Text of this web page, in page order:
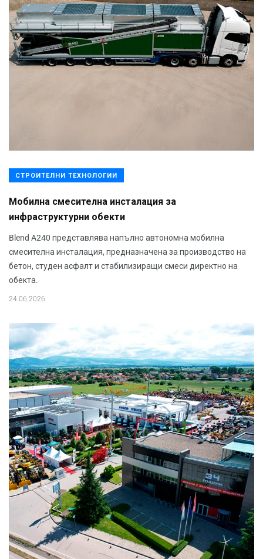
СТРОИТЕЛНИ ТЕХНОЛОГИИ
Мобилна смесителна инсталация за
инфраструктурни обекти
Blend A240 представлява напълно автономна мобилна
смесителна инсталация, предназначена за производство на
бетон, студен асфалт и стабилизиращи смеси директно на
обекта.
24.06.2026